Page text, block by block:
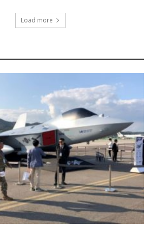
Load more